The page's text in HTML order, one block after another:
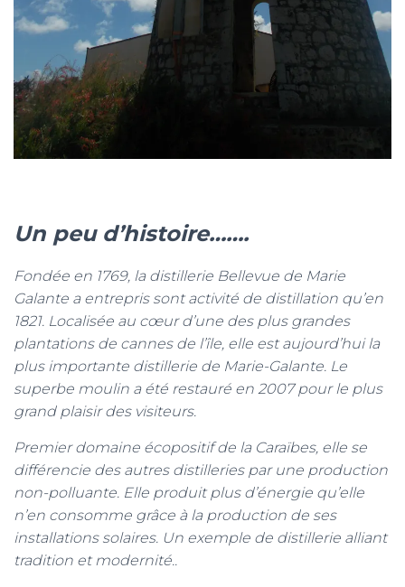
Un peu d’histoire…….
Fondée en 1769, la distillerie Bellevue de Marie
Galante a entrepris sont activité de distillation qu’en
1821. Localisée au cœur d’une des plus grandes
plantations de cannes de l’île, elle est aujourd’hui la
plus importante distillerie de Marie-Galante. Le
superbe moulin a été restauré en 2007 pour le plus
grand plaisir des visiteurs.
Premier domaine écopositif de la Caraïbes, elle se
différencie des autres distilleries par une production
non-polluante. Elle produit plus d’énergie qu’elle
n’en consomme grâce à la production de ses
installations solaires. Un exemple de distillerie alliant
tradition et modernité..